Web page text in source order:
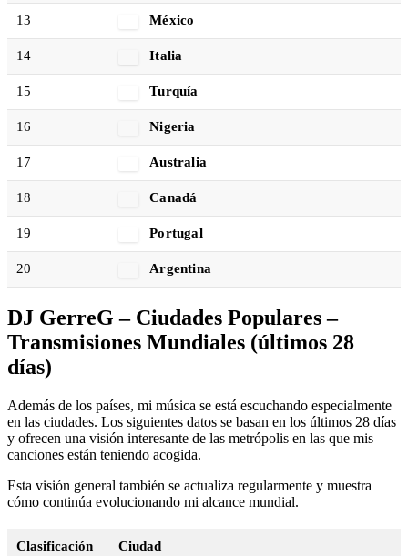
13 México
14 Italia
15 Turquía
16 Nigeria
17 Australia
18 Canadá
19 Portugal
20 Argentina
DJ GerreG – Ciudades Populares –
Transmisiones Mundiales (últimos 28
días)
Además de los países, mi música se está escuchando especialmente
en las ciudades. Los siguientes datos se basan en los últimos 28 días
y ofrecen una visión interesante de las metrópolis en las que mis
canciones están teniendo acogida.
Esta visión general también se actualiza regularmente y muestra
cómo continúa evolucionando mi alcance mundial.
Clasificación Ciudad